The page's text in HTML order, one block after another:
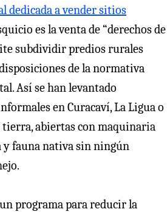
a vender sitios
es la venta de “derechos de
subdividir predios rurales
de la normativa
Así se han levantado
en Curacaví, La Ligua o
tierra, abiertas con maquinaria
y fauna nativa sin ningún
programa para reducir la